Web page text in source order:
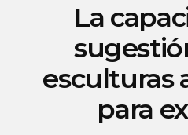
La
esculturas
para